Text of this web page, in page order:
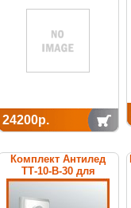
24200р.
Комплект Антилед
ТТ-10-В-30 для
обогрева труб